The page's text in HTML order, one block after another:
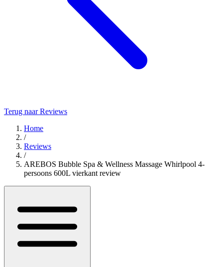
Terug naar Reviews
Home
/
Reviews
/
AREBOS Bubble Spa & Wellness Massage Whirlpool 4-
persoons 600L vierkant review